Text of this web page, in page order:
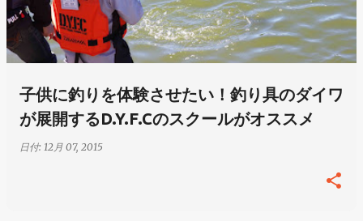
子供に釣りを体験させたい！釣り具のダイワ
が展開するD.Y.F.Cのスクールがオススメ
日付: 12月 07, 2015